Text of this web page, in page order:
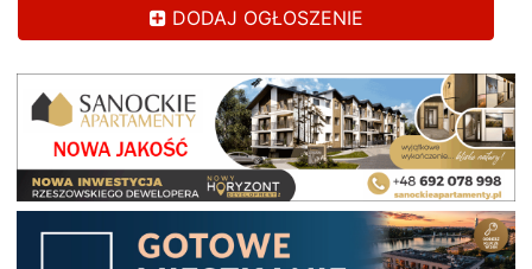
DODAJ OGŁOSZENIE